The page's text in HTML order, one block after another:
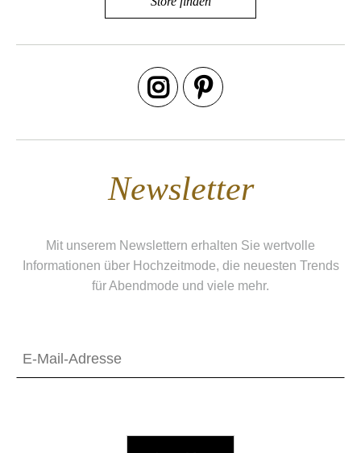
Newsletter
Mit unserem Newslettern erhalten Sie wertvolle
Informationen über Hochzeitmode, die neuesten Trends
für Abendmode und viele mehr.